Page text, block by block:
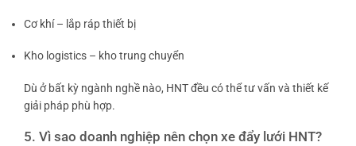
Cơ khí – lắp ráp thiết bị
Kho logistics – kho trung chuyển
Dù ở bất kỳ ngành nghề nào, HNT đều có thể tư vấn và thiết kế
giải pháp phù hợp.
5. Vì sao doanh nghiệp nên chọn xe đẩy lưới HNT?